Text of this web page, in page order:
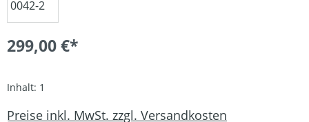
299,00 €*
Inhalt: 1
Preise inkl. MwSt. zzgl. Versandkosten